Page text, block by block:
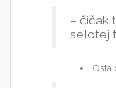
– čičak
selotej